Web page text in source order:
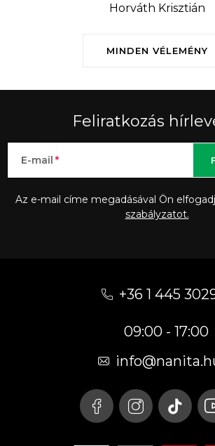
MINDEN VÉLEMÉNY
Horváth Krisztián
Feliratkozás
E-mail
Az e-mail címe megadásával Ön
szabályzatot.
+36 1 445
09:00 - 17:00
info@